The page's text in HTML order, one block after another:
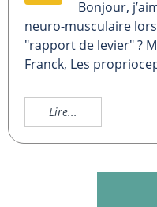
Bonjour,
neuro-musculaire
"rapport de levier" ?
Franck, Les
Lire...